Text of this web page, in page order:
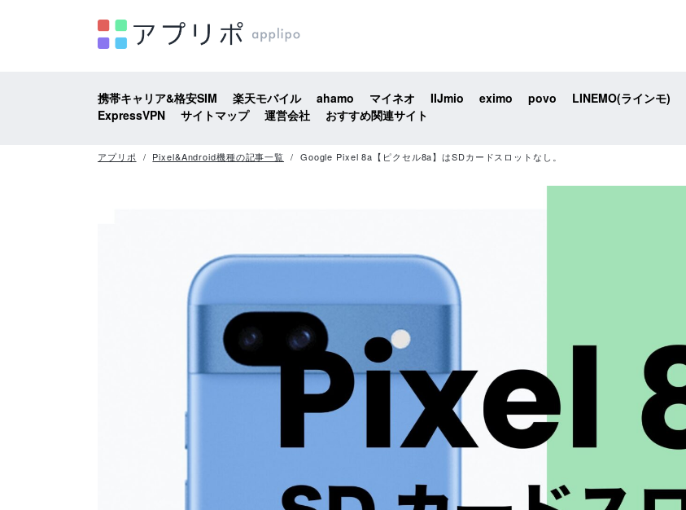
携帯キャリア&格安SIM 楽天モバイル ahamo マイネオ IIJmio eximo povo LINEMO(ラインモ)
ExpressVPN
サイトマップ 運営会社 おすすめ関連サイト
アプリポ Pixel&Android機種の記事一覧 Google Pixel 8a【ピクセル8a】はSDカードスロットなし。